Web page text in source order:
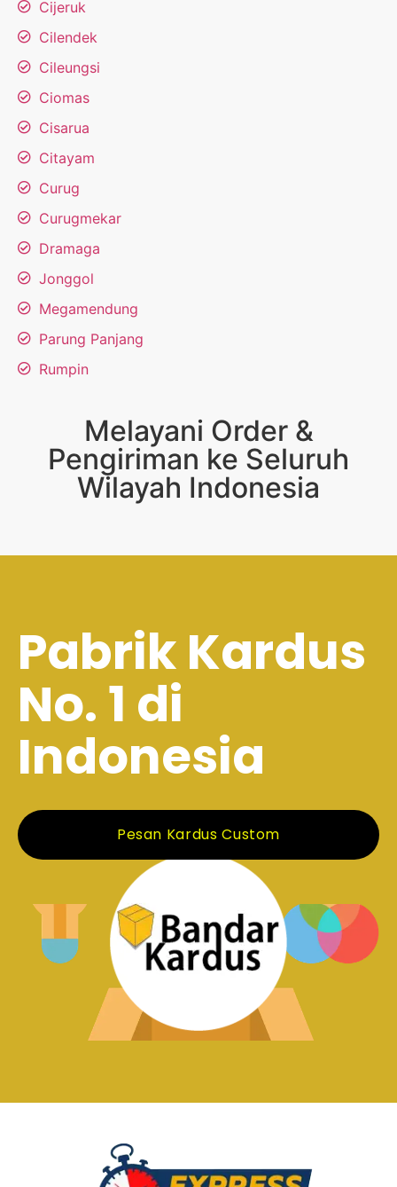
Cijeruk
Cilendek
Cileungsi
Ciomas
Cisarua
Citayam
Curug
Curugmekar
Dramaga
Jonggol
Megamendung
Parung Panjang
Rumpin
Melayani Order &
Pengiriman ke Seluruh
Wilayah Indonesia
Pabrik Kardus
No. 1 di
Indonesia
Pesan Kardus Custom